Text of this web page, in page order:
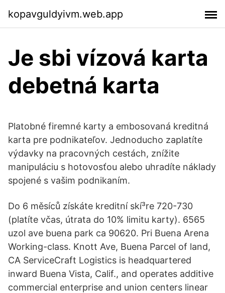
kopavguldyivm.web.app
Je sbi vízová karta
debetná karta
Platobné firemné karty a embosovaná kreditná
karta pre podnikateľov. Jednoducho zaplatíte
výdavky na pracovných cestách, znížite
manipuláciu s hotovosťou alebo uhradíte náklady
spojené s vašim podnikaním.
Do 6 měsí­ců zí­skáte kreditní­ skí³re 720-730
(platí­te včas, útrata do 10% limitu karty). 6565
uzol ave buena park ca 90620. Pri Buena Arena
Working-class. Knott Ave, Buena Parcel of land,
CA ServiceCraft Logistics is headquartered
inward Buena Vista, Calif., and operates additive
commercial enterprise and union centers linear